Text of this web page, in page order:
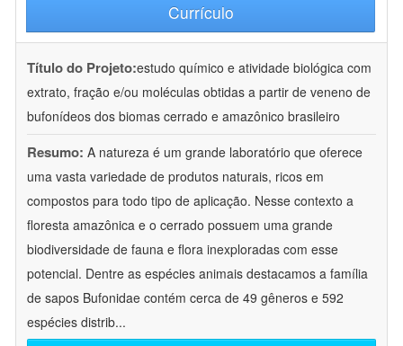
Currículo
Título do Projeto:estudo químico e atividade biológica com
extrato, fração e/ou moléculas obtidas a partir de veneno de
bufonídeos dos biomas cerrado e amazônico brasileiro
Resumo: A natureza é um grande laboratório que oferece
uma vasta variedade de produtos naturais, ricos em
compostos para todo tipo de aplicação. Nesse contexto a
floresta amazônica e o cerrado possuem uma grande
biodiversidade de fauna e flora inexploradas com esse
potencial. Dentre as espécies animais destacamos a família
de sapos Bufonidae contém cerca de 49 gêneros e 592
espécies distrib...